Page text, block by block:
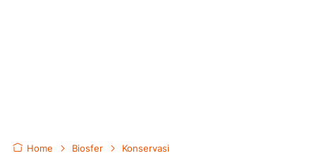
Home Biosfer Konservasi